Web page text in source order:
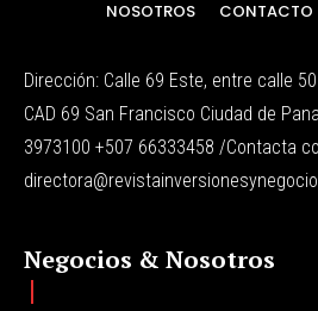
NOSOTROS CONTACTO
Dirección: Calle 69 Este, entre calle
CAD 69 San Francisco Ciudad de
3973100 +507 66333458 /Contacta
Negocios & Nosotros